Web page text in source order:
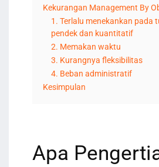
Kekurangan Management By
1. Terlalu menekankan pada
pendek dan kuantitatif
2. Memakan waktu
3. Kurangnya fleksibilitas
4. Beban administratif
Kesimpulan
Apa